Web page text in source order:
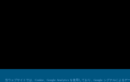
当ウェブサイトでは、Cookie、Google Analytics を使用しており、Google シグナルによる